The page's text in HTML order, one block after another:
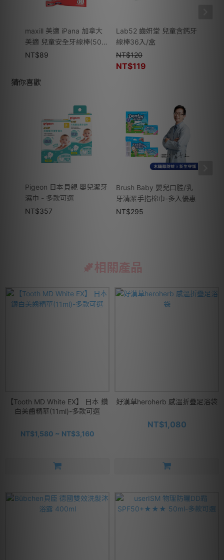
maxill 美適 iPana 加拿大
美適 兒童安全牙線棒(50
入)
NT$89
Lab52 齒妍堂 兒童含鈣牙
線棒36入/盒
NT$120
NT$119
猜你喜歡
Pigeon 日本貝親 嬰兒潔牙
濕巾 - 多款可選
NT$357
Brush Baby 嬰兒口腔/乳
牙清潔手指棉巾-多入優惠
NT$295
相關產品
【Tooth MD White EX】 日本 鑽
白美齒精華(11ml)-多款可選
NT$1,580 ~ NT$3,160
好漢草heroherb 感溫折疊足浴袋
NT$1,080